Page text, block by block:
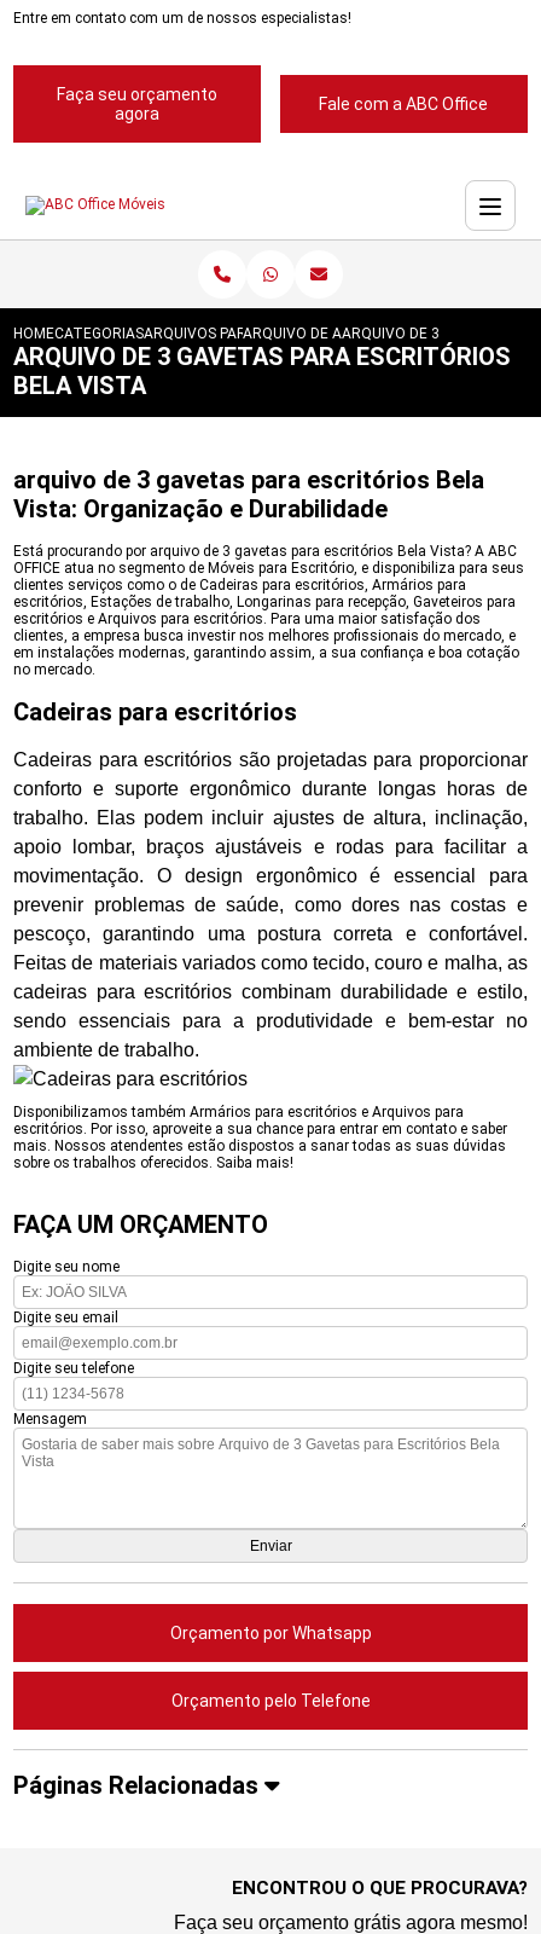
Entre em contato com um de nossos especialistas!
Faça seu orçamento
agora
Fale com a ABC Office
HOMECATEGORIASARQUIVOS PARA ESCRITORIOS
ARQUIVO DE ACO PARA ESCRITORIOS
ARQUIVO DE 3 GAVETAS
ARQUIVO DE 3 GAVETAS PARA ESCRITÓRIOS
BELA VISTA
arquivo de 3 gavetas para escritórios Bela
Vista: Organização e Durabilidade
Está procurando por arquivo de 3 gavetas para escritórios Bela Vista? A ABC
OFFICE atua no segmento de Móveis para Escritório, e disponibiliza para seus
clientes serviços como o de Cadeiras para escritórios, Armários para
escritórios, Estações de trabalho, Longarinas para recepção, Gaveteiros para
escritórios e Arquivos para escritórios. Para uma maior satisfação dos
clientes, a empresa busca investir nos melhores profissionais do mercado, e
em instalações modernas, garantindo assim, a sua confiança e boa cotação
no mercado.
Cadeiras para escritórios
Cadeiras para escritórios são projetadas para proporcionar
conforto e suporte ergonômico durante longas horas de
trabalho. Elas podem incluir ajustes de altura, inclinação,
apoio lombar, braços ajustáveis e rodas para facilitar a
movimentação. O design ergonômico é essencial para
prevenir problemas de saúde, como dores nas costas e
pescoço, garantindo uma postura correta e confortável.
Feitas de materiais variados como tecido, couro e malha, as
cadeiras para escritórios combinam durabilidade e estilo,
sendo essenciais para a produtividade e bem-estar no
ambiente de trabalho.
Disponibilizamos também Armários para escritórios e Arquivos para
escritórios. Por isso, aproveite a sua chance para entrar em contato e saber
mais. Nossos atendentes estão dispostos a sanar todas as suas dúvidas
sobre os trabalhos oferecidos. Saiba mais!
FAÇA UM ORÇAMENTO
Digite seu nome
Digite seu email
Digite seu telefone
Mensagem
Orçamento por Whatsapp
Orçamento pelo Telefone
Páginas Relacionadas
ENCONTROU O QUE PROCURAVA?
Faça seu orçamento grátis agora mesmo!